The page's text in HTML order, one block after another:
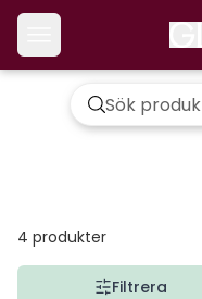
4 produkter
Filtrera